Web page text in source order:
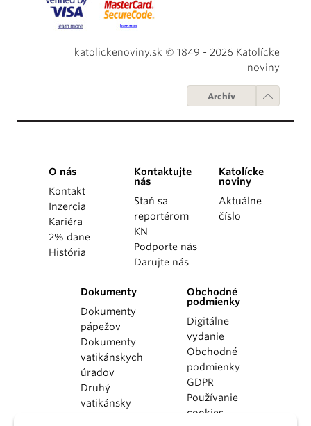
katolickenoviny.sk © 1849 - 2026 Katolícke
noviny
Archív
O nás
Kontakt
Inzercia
Kariéra
2% dane
História
Kontaktujte
nás
Staň sa
reportérom
KN
Podporte nás
Darujte nás
Katolícke
noviny
Aktuálne
číslo
Dokumenty
Dokumenty
pápežov
Dokumenty
vatikánskych
úradov
Druhý
vatikánsky
Obchodné
podmienky
Digitálne
vydanie
Obchodné
podmienky
GDPR
Používanie
cookies